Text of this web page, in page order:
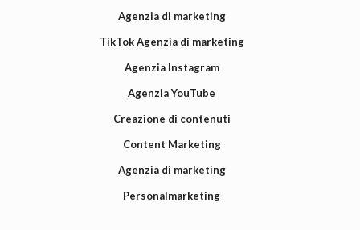
Agenzia di marketing
TikTok Agenzia di marketing
Agenzia Instagram
Agenzia YouTube
Creazione di contenuti
Content Marketing
Agenzia di marketing
Personalmarketing